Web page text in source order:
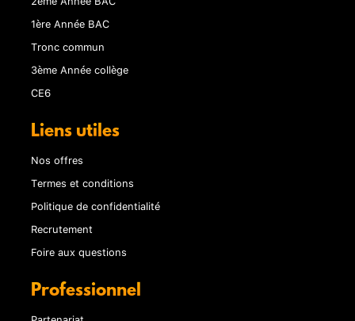
1ère Année BAC
Tronc commun
3ème Année collège
CE6
Liens utiles
Nos offres
Termes et conditions
Politique de confidentialité
Recrutement
Foire aux questions
Professionnel